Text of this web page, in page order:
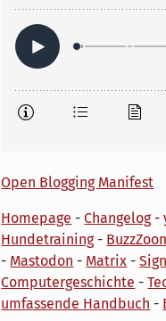
Open Blogging Manifest
Homepage -Changelog-
Hundetraining-
- Mastodon - Matrix -
Computergeschichte -
umfassende Handbuch -